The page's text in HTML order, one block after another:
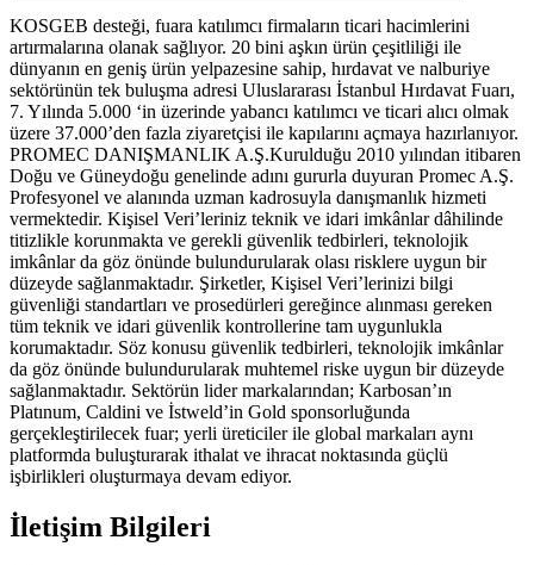
KOSGEB desteği, fuara katılımcı firmaların ticari hacimlerini
artırmalarına olanak sağlıyor. 20 bini aşkın ürün çeşitliliği ile
dünyanın en geniş ürün yelpazesine sahip, hırdavat ve nalburiye
sektörünün tek buluşma adresi Uluslararası İstanbul Hırdavat Fuarı,
7. Yılında 5.000 ‘in üzerinde yabancı katılımcı ve ticari alıcı olmak
üzere 37.000’den fazla ziyaretçisi ile kapılarını açmaya hazırlanıyor.
PROMEC DANIŞMANLIK A.Ş.Kurulduğu 2010 yılından itibaren
Doğu ve Güneydoğu genelinde adını gururla duyuran Promec A.Ş.
Profesyonel ve alanında uzman kadrosuyla danışmanlık hizmeti
vermektedir. Kişisel Veri’leriniz teknik ve idari imkânlar dâhilinde
titizlikle korunmakta ve gerekli güvenlik tedbirleri, teknolojik
imkânlar da göz önünde bulundurularak olası risklere uygun bir
düzeyde sağlanmaktadır. Şirketler, Kişisel Veri’lerinizi bilgi
güvenliği standartları ve prosedürleri gereğince alınması gereken
tüm teknik ve idari güvenlik kontrollerine tam uygunlukla
korumaktadır. Söz konusu güvenlik tedbirleri, teknolojik imkânlar
da göz önünde bulundurularak muhtemel riske uygun bir düzeyde
sağlanmaktadır. Sektörün lider markalarından; Karbosan’ın
Platınum, Caldini ve İstweld’in Gold sponsorluğunda
gerçekleştirilecek fuar; yerli üreticiler ile global markaları aynı
platformda buluşturarak ithalat ve ihracat noktasında güçlü
işbirlikleri oluşturmaya devam ediyor.
İletişim Bilgileri